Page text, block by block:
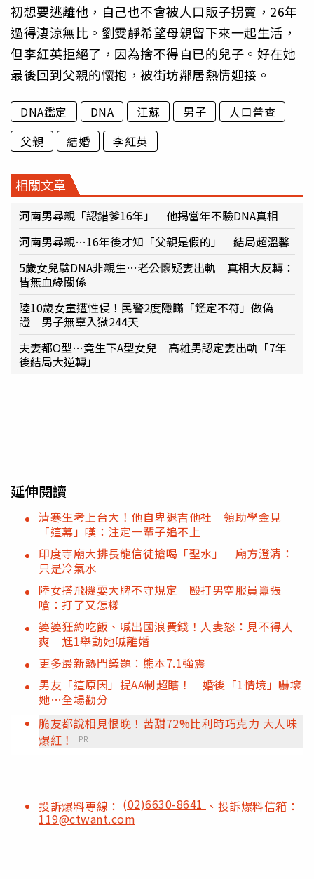
初想要逃離他，自己也不會被人口販子拐賣，26年
過得淒涼無比。劉雯靜希望母親留下來一起生活，
但李紅英拒絕了，因為捨不得自已的兒子。好在她
最後回到父親的懷抱，被街坊鄰居熱情迎接。
DNA鑑定 DNA 江蘇 男子
人口普查
父親
結婚 李紅英
相關文章
河南男尋親「認錯爹16年」 他揭當年不驗DNA真相
河南男尋親…16年後才知「父親是假的」 結局超溫馨
5歲女兒驗DNA非親生…老公懷疑妻出軌 真相大反轉：
皆無血緣關係
陸10歲女童遭性侵！民警2度隱瞞「鑑定不符」做偽
證 男子無辜入獄244天
夫妻都O型…竟生下A型女兒 高雄男認定妻出軌「7年
後結局大逆轉」
延伸閱讀
清寒生考上台大！他自卑退吉他社 領助學金見
「這幕」嘆：注定一輩子追不上
印度寺廟大排長龍信徒搶喝「聖水」 廟方澄清：
只是冷氣水
陸女搭飛機耍大牌不守規定 毆打男空服員囂張
嗆：打了又怎樣
婆婆狂約吃飯、喊出國浪費錢！人妻怒：見不得人
爽 尪1舉動她喊離婚
更多最新熱門議題：熊本7.1強震
男友「這原因」提AA制超瞎！ 婚後「1情境」嚇壞
她…全場勸分
脆友都說相見恨晚！苦甜72%比利時巧克力 大人味
爆紅！
PR
投訴爆料專線： (02)6630-8641 、投訴爆料信箱：
119@ctwant.com